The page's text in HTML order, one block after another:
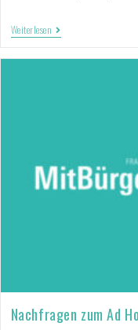
Weiterlesen
Nachfragen zum Ad